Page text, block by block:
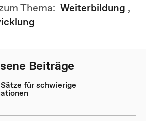
Thema: Weiterbildung ,
Beiträge
für schwierige